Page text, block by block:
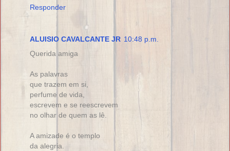
Responder
ALUISIO CAVALCANTE JR 10:48 p.m.
Querida amiga
As palavras
que trazem em si,
perfume de vida,
escrevem e se reescrevem
no olhar de quem as lê.
A amizade é o templo
da alegria.